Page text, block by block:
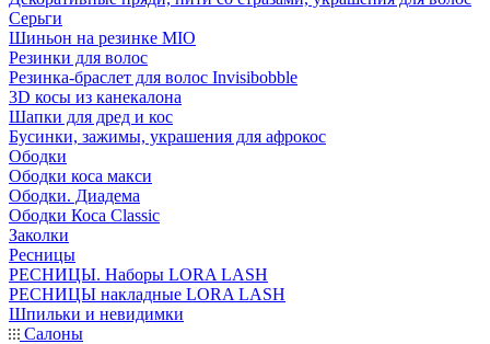
Серьги
Шиньон на резинке MIO
Резинки для волос
Резинка-браслет для волос Invisibobble
3D косы из канекалона
Шапки для дред и кос
Бусинки, зажимы, украшения для афрокос
Ободки
Ободки коса макси
Ободки. Диадема
Ободки Коса Classic
Заколки
Ресницы
РЕСНИЦЫ. Наборы LORA LASH
РЕСНИЦЫ накладные LORA LASH
Шпильки и невидимки
Салоны